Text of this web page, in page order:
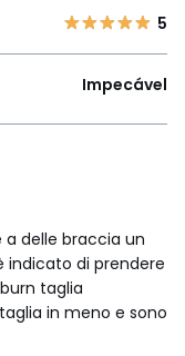
5
Impecável
delle braccia un
indicato di prendere
taglia
in meno e sono